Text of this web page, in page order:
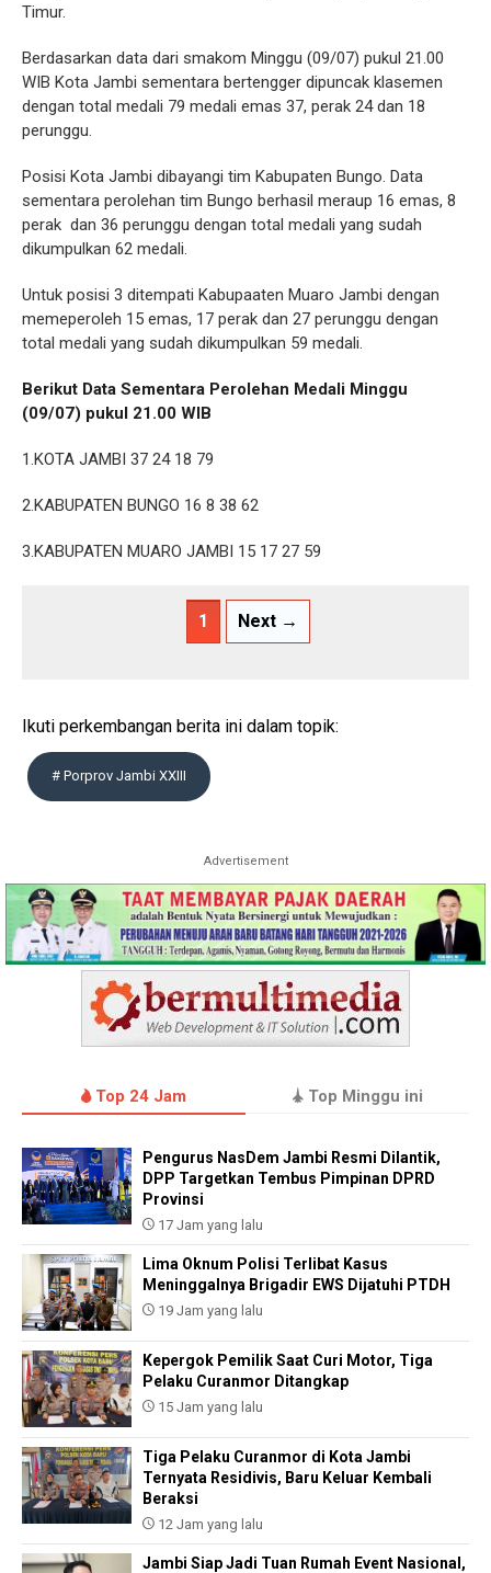
Timur.
Berdasarkan data dari smakom Minggu (09/07) pukul 21.00
WIB Kota Jambi sementara bertengger dipuncak klasemen
dengan total medali 79 medali emas 37, perak 24 dan 18
perunggu.
Posisi Kota Jambi dibayangi tim Kabupaten Bungo. Data
sementara perolehan tim Bungo berhasil meraup 16 emas, 8
perak dan 36 perunggu dengan total medali yang sudah
dikumpulkan 62 medali.
Untuk posisi 3 ditempati Kabupaaten Muaro Jambi dengan
memeperoleh 15 emas, 17 perak dan 27 perunggu dengan
total medali yang sudah dikumpulkan 59 medali.
Berikut Data Sementara Perolehan Medali Minggu
(09/07) pukul 21.00 WIB
1.KOTA JAMBI 37 24 18 79
2.KABUPATEN BUNGO 16 8 38 62
3.KABUPATEN MUARO JAMBI 15 17 27 59
1 Next →
Ikuti perkembangan berita ini dalam topik:
# Porprov Jambi XXIII
Advertisement
Top 24 Jam Top Minggu ini
Pengurus NasDem Jambi Resmi Dilantik,
DPP Targetkan Tembus Pimpinan DPRD
Provinsi
17 Jam yang lalu
Lima Oknum Polisi Terlibat Kasus
Meninggalnya Brigadir EWS Dijatuhi PTDH
19 Jam yang lalu
Kepergok Pemilik Saat Curi Motor, Tiga
Pelaku Curanmor Ditangkap
15 Jam yang lalu
Tiga Pelaku Curanmor di Kota Jambi
Ternyata Residivis, Baru Keluar Kembali
Beraksi
12 Jam yang lalu
Jambi Siap Jadi Tuan Rumah Event Nasional,